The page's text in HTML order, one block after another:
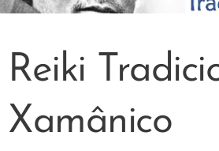
Reiki
Xamânico